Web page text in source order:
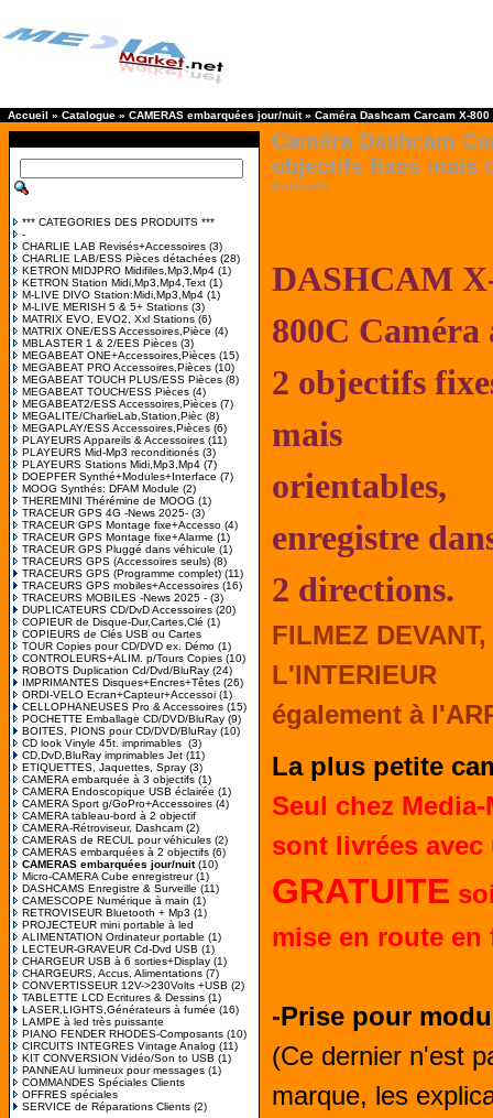
Accueil » Catalogue » CAMERAS embarquées jour/nuit» Caméra Dashcam Carcam X-
*** CATEGORIES DES PRODUITS ***
-
CHARLIE LAB Revisés+Accessoires (3)
CHARLIE LAB/ESS Pièces détachées (28)
KETRON MIDJPRO Midifiles,Mp3,Mp4 (1)
KETRON Station Midi,Mp3,Mp4,Text (1)
M-LIVE DIVO Station:Midi,Mp3,Mp4 (1)
M-LIVE MERISH 5 & 5+ Stations (3)
MATRIX EVO, EVO2, Xxl Stations (6)
MATRIX ONE/ESS Accessoires,Pièce (4)
MBLASTER 1 & 2/EES Pièces (3)
MEGABEAT ONE+Accessoires,Pièces (15)
MEGABEAT PRO Accessoires,Pièces (10)
MEGABEAT TOUCH PLUS/ESS Pièces (8)
MEGABEAT TOUCH/ESS Pièces (4)
MEGABEAT2/ESS Accessoires,Pièces (7)
MEGALITE/CharlieLab,Station,Pièc (8)
MEGAPLAY/ESS Accessoires,Pièces (6)
PLAYEURS Appareils & Accessoires (11)
PLAYEURS Mid-Mp3 reconditionés (3)
PLAYEURS Stations Midi,Mp3,Mp4 (7)
DOEPFER Synthé+Modules+Interface (7)
MOOG Synthés: DFAM Module (2)
THEREMINI Thérémine de MOOG (1)
TRACEUR GPS 4G -News 2025- (3)
TRACEUR GPS Montage fixe+Accesso (4)
TRACEUR GPS Montage fixe+Alarme (1)
TRACEUR GPS Pluggé dans véhicule (1)
TRACEURS GPS (Accessoires seuls) (8)
TRACEURS GPS (Programme complet) (11)
TRACEURS GPS mobiles+Accessoires (16)
TRACEURS MOBILES -News 2025 - (3)
DUPLICATEURS CD/DvD Accessoires (20)
COPIEUR de Disque-Dur,Cartes,Clé (1)
COPIEURS de Clés USB ou Cartes
TOUR Copies pour CD/DVD ex. Démo (1)
CONTROLEURS+ALIM. p/Tours Copies (10)
ROBOTS Duplication Cd/Dvd/BluRay (24)
IMPRIMANTES Disques+Encres+Têtes (26)
ORDI-VELO Ecran+Capteur+Accessoi (1)
CELLOPHANEUSES Pro & Accessoires (15)
POCHETTE Emballage CD/DVD/BluRay (9)
BOITES, PIONS pour CD/DVD/BluRay (10)
CD look Vinyle 45t. imprimables (3)
CD,DvD,BluRay imprimables Jet (11)
ETIQUETTES, Jaquettes, Spray (3)
CAMERA embarquée à 3 objectifs (1)
CAMERA Endoscopique USB éclairée (1)
CAMERA Sport g/GoPro+Accessoires (4)
CAMERA tableau-bord à 2 objectif
CAMERA-Rétroviseur, Dashcam (2)
CAMERAS de RECUL pour véhicules (2)
CAMERAS embarquées à 2 objectifs (6)
CAMERAS embarquées jour/nuit(10)
Micro-CAMERA Cube enregistreur(1)
DASHCAMS Enregistre & Surveille (11)
CAMESCOPE Numérique à main (1)
RETROVISEUR Bluetooth + Mp3 (1)
PROJECTEUR mini portable à led
ALIMENTATION Ordinateur portable (1)
LECTEUR-GRAVEUR Cd-Dvd USB (1)
CHARGEUR USB à 6 sorties+Display (1)
CHARGEURS, Accus, Alimentations (7)
CONVERTISSEUR 12V->230Volts +USB (2)
TABLETTE LCD Ecritures & Dessins (1)
LASER,LIGHTS,Générateurs à fumée (16)
LAMPE à led très puissante
PIANO FENDER RHODES-Composants (10)
CIRCUITS INTEGRES Vintage Analog (11)
KIT CONVERSION Vidéo/Son to USB (1)
PANNEAU lumineux pour messages (1)
COMMANDES Spéciales Clients
OFFRES spéciales
SERVICE de Réparations Clients (2)
Caméra Dashcam
objectifs fixes mais
[CarCam3]
DASHCAM
800C Caméra
2 objectifs
mais
orientables,
enregistre
2 directions.
FILMEZ DEVANT,
L'INTERIEUR
également à
La plus petite
Seul chez
sont livrées avec
GRATUITE
mise en route en
-Prise pour
(Ce dernier n'est
marque, les